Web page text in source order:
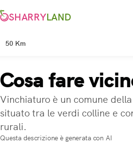
SHARRYLAND
50 Km
Cosa fare
Vinchiaturo è un comune
situato tra le verdi colline e
rurali.
Questa descrizione è generata con AI